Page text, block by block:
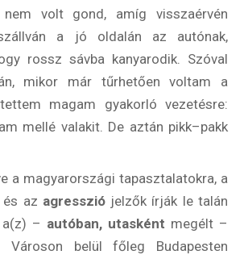
volt gond, amíg visszaérvén
a jó oldalán az autónak,
rossz sávba kanyarodik. Szóval
mikor már tűrhetően voltam a
magam gyakorló vezetésre:
mellé valakit. De aztán pikk–pakk
a magyarországi tapasztalatokra, a
és az agressziójelzők írják le talán
a(z) – autóban, utasként megélt –
Városon belül főleg Budapesten